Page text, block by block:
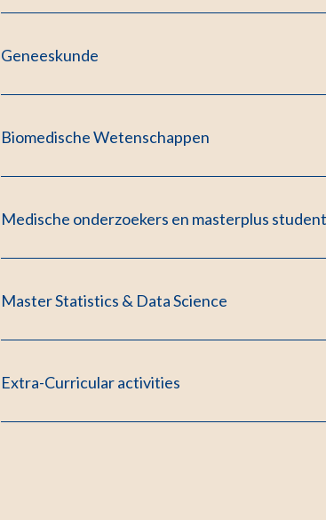
Geneeskunde
Biomedische Wetenschappen
Medische onderzoekers en masterplus
Master Statistics & Data Science
Extra-Curricular activities